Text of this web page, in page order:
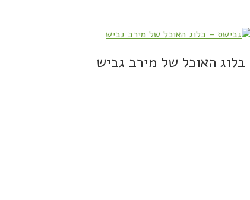
בלוג האוכל של מירב גביש